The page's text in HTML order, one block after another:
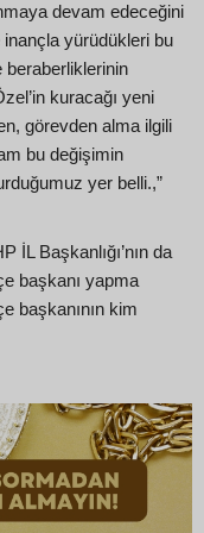
devam edeceğini
yürüdükleri bu
beraberliklerinin
kuracağı yeni
görevden alma ilgili
bu değişimin
yer belli.,”
İL Başkanlığı’nın da
başkanı yapma
başkanının kim